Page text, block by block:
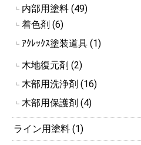
┗ 内部用塗料 (49)
┗ 着色剤 (6)
┗ ｱｸﾚｯｸｽ塗装道具 (1)
┗ 木地復元剤 (2)
┗ 木部用洗浄剤 (16)
┗ 木部用保護剤 (4)
ライン用塗料 (1)